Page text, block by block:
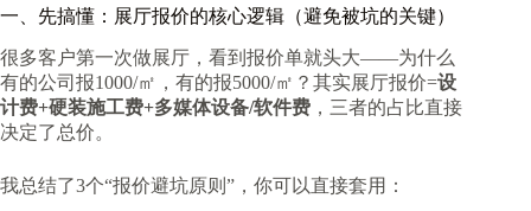
一、先搞懂：展厅报价的核心逻辑（避免被坑的关键）
很多客户第一次做展厅，看到报价单就头大——为什么
有的公司报1000/㎡，有的报5000/㎡？其实展厅报价=设
计费+硬装施工费+多媒体设备/软件费 ，三者的占比直接
决定了总价。
我总结了3个“报价避坑原则”，你可以直接套用：